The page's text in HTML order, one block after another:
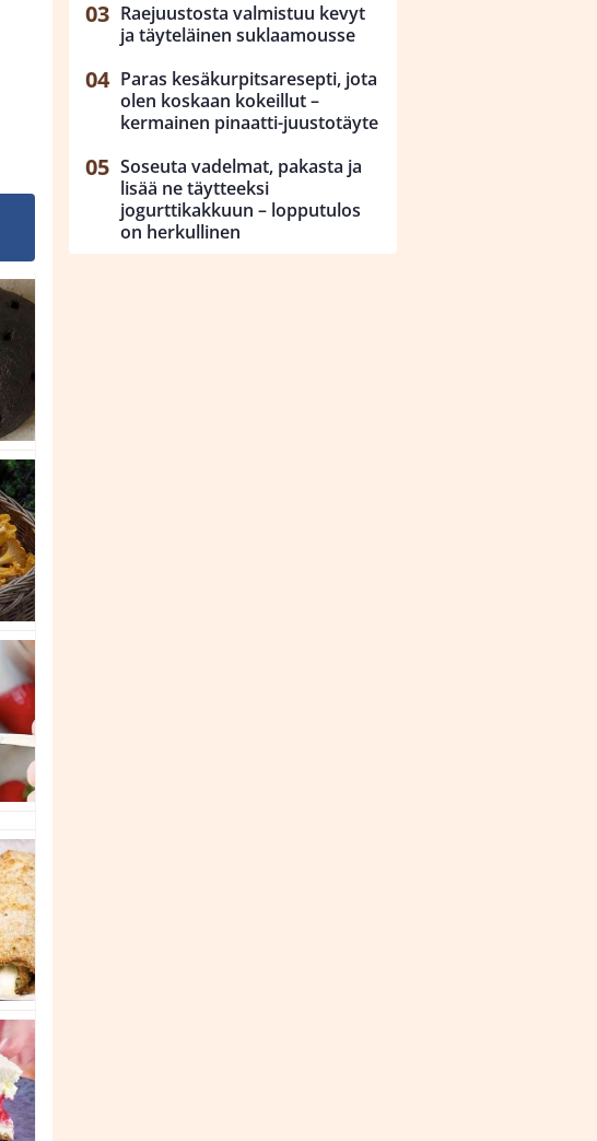
Raejuustosta valmistuu kevyt
ja täyteläinen suklaamousse
Paras kesäkurpitsaresepti, jota
olen koskaan kokeillut –
kermainen pinaatti-juustotäyte
Soseuta vadelmat, pakasta ja
lisää ne täytteeksi
jogurttikakkuun – lopputulos
on herkullinen